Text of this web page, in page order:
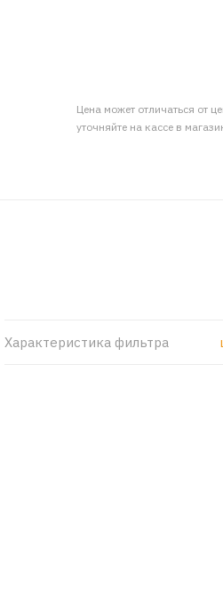
Цена может отличаться от
уточняйте на кассе в
Характеристика фильтра